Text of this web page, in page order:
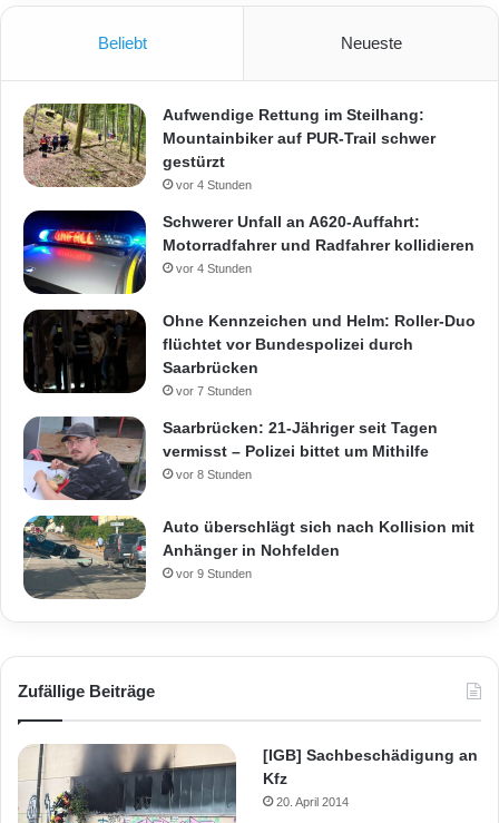
Beliebt Neueste
Aufwendige Rettung im Steilhang:
Mountainbiker auf PUR-Trail schwer
gestürzt
vor 4 Stunden
Schwerer Unfall an A620-Auffahrt:
Motorradfahrer und Radfahrer kollidieren
vor 4 Stunden
Ohne Kennzeichen und Helm: Roller-Duo
flüchtet vor Bundespolizei durch
Saarbrücken
vor 7 Stunden
Saarbrücken: 21-Jähriger seit Tagen
vermisst – Polizei bittet um Mithilfe
vor 8 Stunden
Auto überschlägt sich nach Kollision mit
Anhänger in Nohfelden
vor 9 Stunden
Zufällige Beiträge
[IGB] Sachbeschädigung an
Kfz
20. April 2014